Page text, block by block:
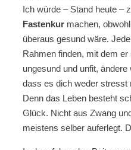
Ich würde – Stand heute –
Fastenkur machen,
überaus gesund wäre.
Rahmen finden, mit dem
ungesund und unfit,
dass es dich weder stresst
Denn das Leben besteht
Glück. Nicht aus Zwang
meistens selber auferlegt.